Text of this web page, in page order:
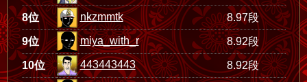
8位 nkzmmtk 8.97段
9位 miya_with_r 8.92段
10位 443443443 8.92段